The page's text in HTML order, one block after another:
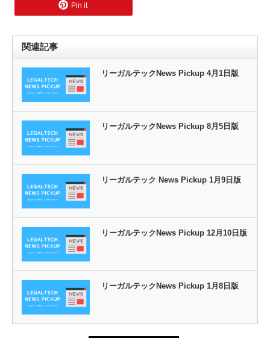
Pin it
関連記事
リーガルテックNews Pickup 4月1日版
リーガルテックNews Pickup 8月5日版
リーガルテック News Pickup 1月9日版
リーガルテックNews Pickup 12月10日版
リーガルテックNews Pickup 1月8日版